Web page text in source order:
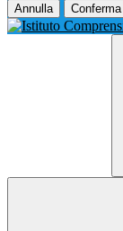
Annulla Conferma